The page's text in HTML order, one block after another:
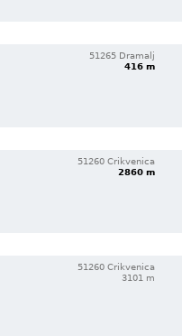
51265 Dramalj
416 m
51260 Crikvenica
2860 m
51260 Crikvenica
3101 m